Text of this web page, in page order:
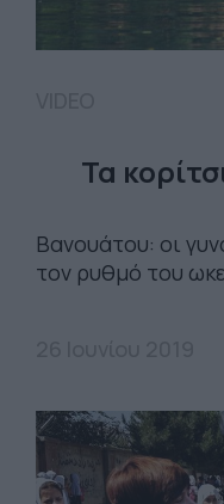
Τα
Βανουάτου: οι
τον ρυθμό του